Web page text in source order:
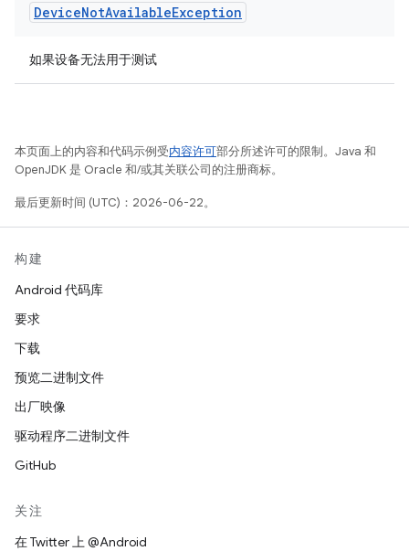
DeviceNotAvailableException
如果设备无法用于测试
本页面上的内容和代码示例受内容许可部分所述许可的限制。Java 和
OpenJDK 是 Oracle 和/或其关联公司的注册商标。
最后更新时间 (UTC)：2026-06-22。
构建
Android 代码库
要求
下载
预览二进制文件
出厂映像
驱动程序二进制文件
GitHub
关注
在 Twitter 上 @Android